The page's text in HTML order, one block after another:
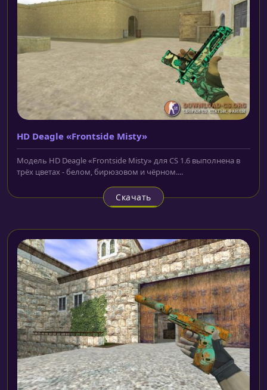
HD Deagle «Frontside Misty»
Модель HD Deagle «Frontside Misty» для CS 1.6 выполнена в
трёх цветах - белом, бирюзовом и чёрном....
Скачать